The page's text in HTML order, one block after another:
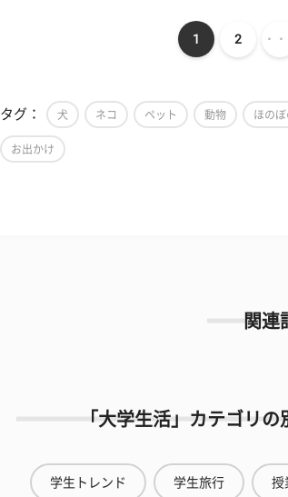
1 2 ・・
タグ： 犬 ネコ ペット 動物 ほのぼ
お出かけ
関連
「大学生活」カテゴリ
学生トレンド 学生旅行 授